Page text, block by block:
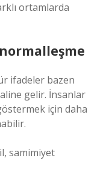
ortamlarda
ifadeler bazen
gelir. İnsanlar
için daha
samimiyet